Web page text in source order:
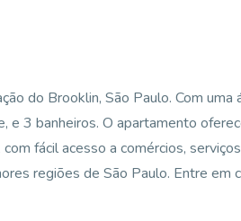
do Brooklin, São Paulo. Com uma
3 banheiros. O apartamento
fácil acesso a comércios,
regiões de São Paulo. Entre em